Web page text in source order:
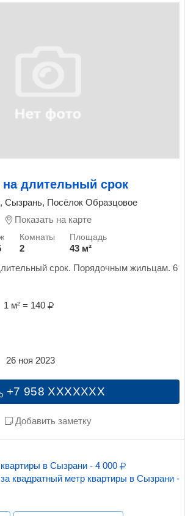
длительный срок
Сызрань, Посёлок Образцовое
Показать на карте
2
43 м²
срок. Порядочным жильцам. 6
1 м² = 140
+7 958 XXXXXXX
Добавить заметку
26 ноя 2023
в Сызрани - 4 000
квадратный метр квартиры в Сызрани -